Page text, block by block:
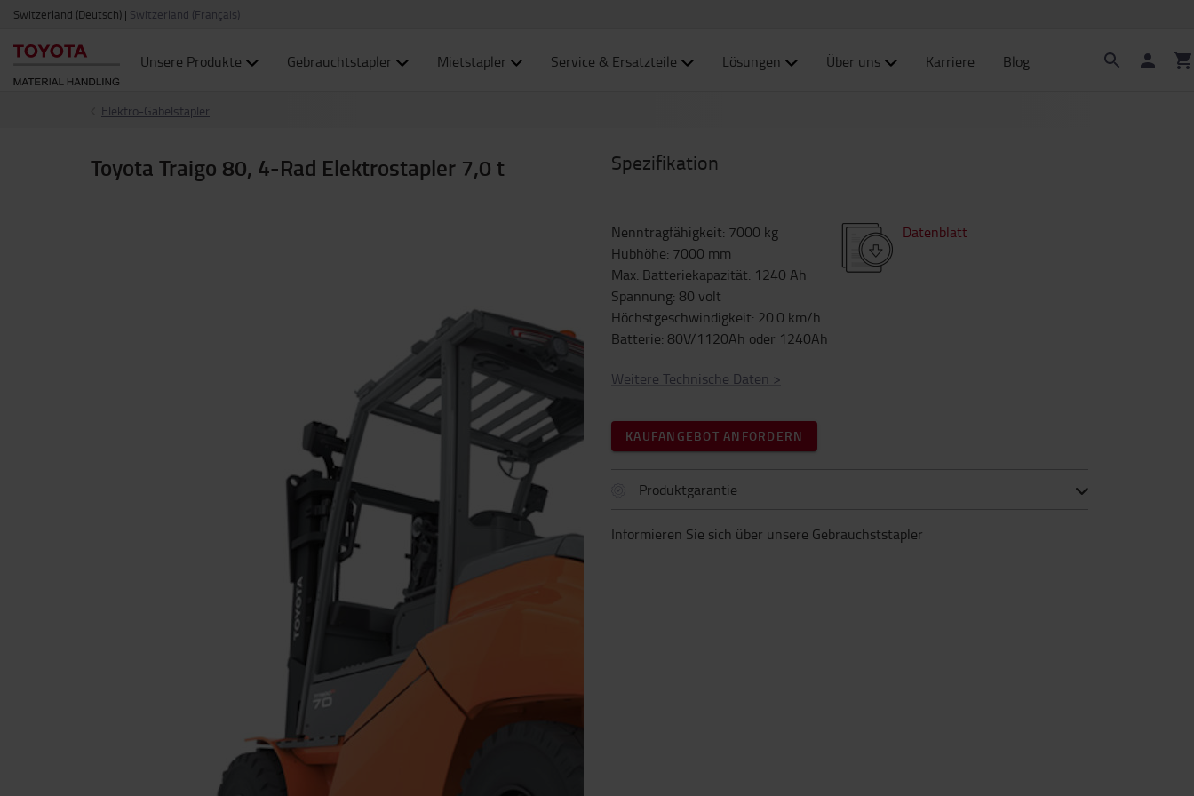
Switzerland (Deutsch) | Switzerland (Français)
Unsere Produkte Gebrauchtstapler Mietstapler Service & Ersatzteile Lösungen Über uns Karriere Blog
Elektro-Gabelstapler
Toyota Traigo 80, 4-Rad Elektrostapler 7,0 t Spezifikation
Nenntragfähigkeit: 7000 kg
Hubhöhe: 7000 mm
Max. Batteriekapazität: 1240 Ah
Spannung: 80 volt
Höchstgeschwindigkeit: 20.0 km/h
Batterie: 80V/1120Ah oder 1240Ah
Datenblatt
Weitere Technische Daten >
KAUFANGEBOT ANFORDERN
Produktgarantie
Informieren Sie sich über unsere Gebrauchststapler